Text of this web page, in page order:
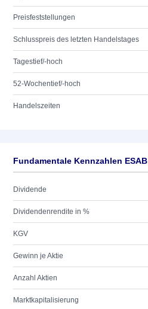
Preisfeststellungen
Schlusspreis des letzten Handelstages
Tagestief/-hoch
52-Wochentief/-hoch
Handelszeiten
Fundamentale Kennzahlen ESAB
Dividende
Dividendenrendite in %
KGV
Gewinn je Aktie
Anzahl Aktien
Marktkapitalisierung